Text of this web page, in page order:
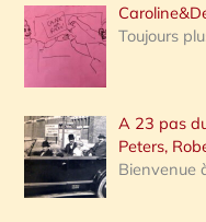
Toujours
A 23 pas
Peters,
Bienvenue